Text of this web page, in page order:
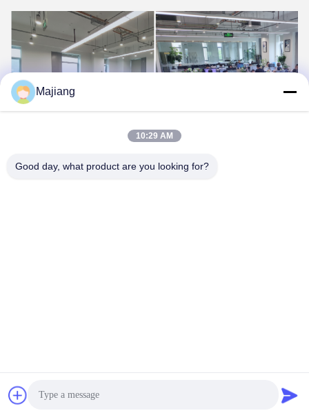
Majiang
10:29 AM
Good day, what product are you looking for?